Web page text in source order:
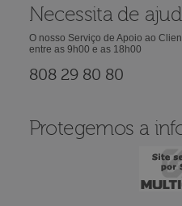
Necessita de
O nosso Serviço de Apoio ao
entre as 9h00 e as 18h00
808 29 80 80
Protegemos a